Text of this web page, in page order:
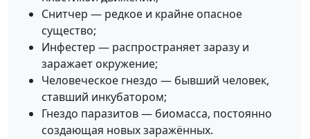
Снитчер — редкое и крайне опасное
существо;
Инфестер — распространяет заразу и
заражает окружение;
Человеческое гнездо — бывший человек,
ставший инкубатором;
Гнездо паразитов — биомасса, постоянно
создающая новых заражённых.